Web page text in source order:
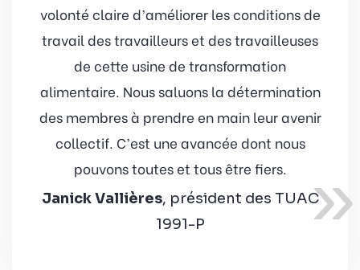
»
volonté claire d’améliorer les conditions de
travail des travailleurs et des travailleuses
de cette usine de transformation
alimentaire. Nous saluons la détermination
des membres à prendre en main leur avenir
collectif. C’est une avancée dont nous
pouvons toutes et tous être fiers.
Janick Vallières, président des TUAC
1991-P